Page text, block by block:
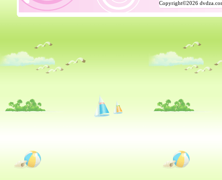
Copyright©2026